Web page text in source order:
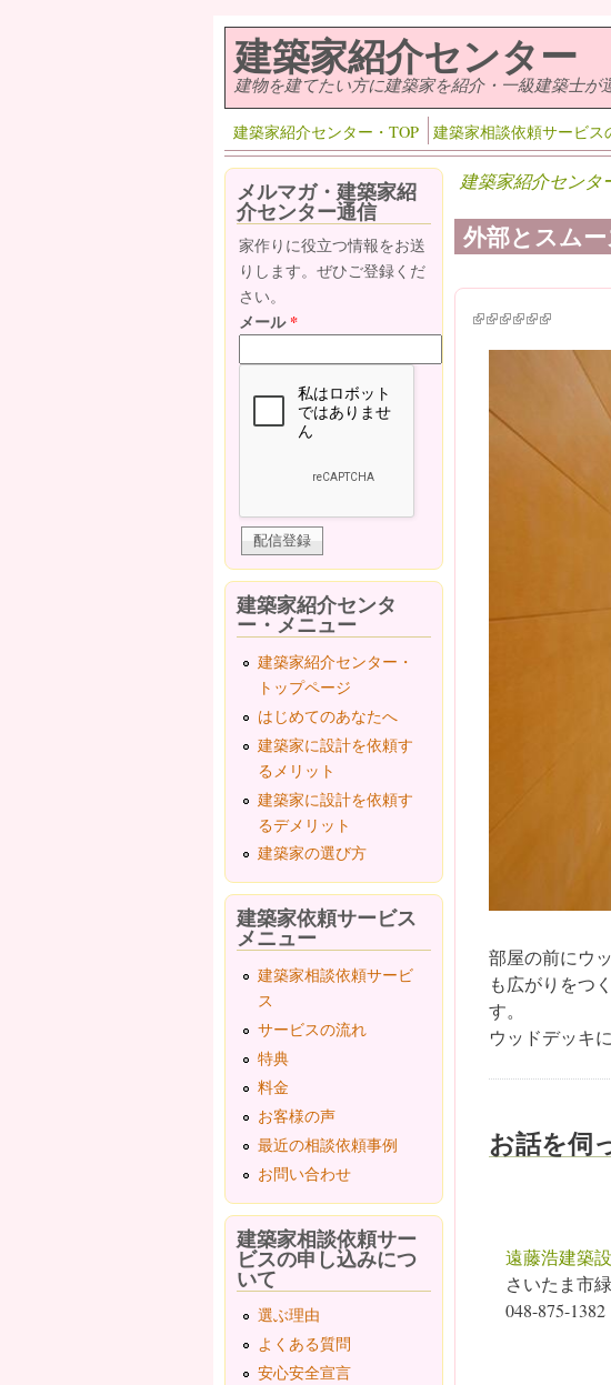
建築家紹介センター
建物を建てたい方に建築家を紹介・一級建築士が
建築家紹介センター・TOP 建築家相談依頼サービス
建築家紹介センタ
外部とスム
(link is external)
(link is external)
(link is external)
(link is external)
(link is
(link is
部屋の前にウ
も広がりをつ
す。
ウッドデッキ
お話を伺
遠藤浩建築
さいたま市
048-875-1382
メルマガ・建築家紹
介センター通信
家作りに役立つ情報をお送
りします。ぜひご登録くだ
さい。
メール*
建築家紹介センタ
ー・メニュー
建築家紹介センター・
トップページ
はじめてのあなたへ
建築家に設計を依頼す
るメリット
建築家に設計を依頼す
るデメリット
建築家の選び方
建築家依頼サービス
メニュー
建築家相談依頼サービ
ス
サービスの流れ
特典
料金
お客様の声
最近の相談依頼事例
お問い合わせ
建築家相談依頼サー
ビスの申し込みにつ
いて
選ぶ理由
よくある質問
安心安全宣言